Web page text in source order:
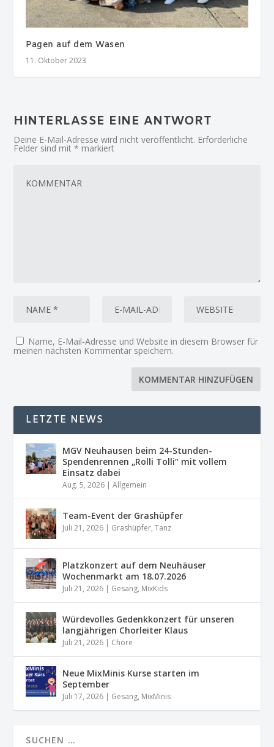
Pagen auf dem Wasen
11. Oktober 2023
HINTERLASSE EINE ANTWORT
Deine E-Mail-Adresse wird nicht veröffentlicht. Erforderliche
Felder sind mit* markiert
Name, E-Mail-Adresse und Website in diesem Browser für
meinen nächsten Kommentar speichern.
LETZTE NEWS
MGV Neuhausen beim 24-Stunden-
Spendenrennen „Rolli Tolli“ mit vollem
Einsatz dabei
Aug. 5, 2026 |Allgemein
Team-Event der Grashüpfer
Juli 21, 2026 | Grashüpfer,Tanz
Platzkonzert auf dem Neuhäuser
Wochenmarkt am 18.07.2026
Juli 21, 2026 | Gesang, MixKids
Würdevolles Gedenkkonzert für unseren
langjährigen Chorleiter Klaus
Juli 21, 2026 | Chöre
Neue MixMinis Kurse starten im
September
Juli 17, 2026 | Gesang, MixMinis